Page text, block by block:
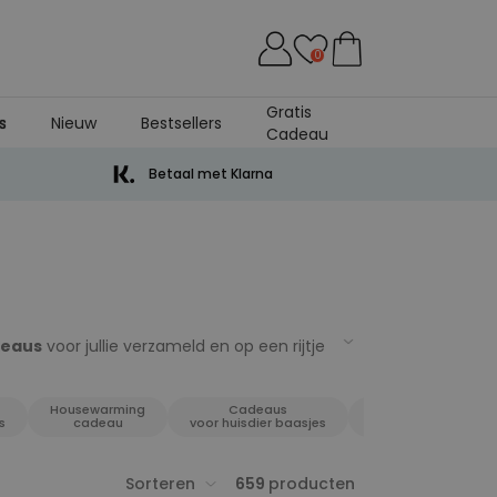
0
Nieuw Bestsellers
Gratis
Cadeau
Betaal met Klarna
voor jullie verzameld en op een rijtje
mannen, cadeaus voor vrouwen,
Dus gelukkig shoppen en gelukkig
Housewarming
cadeau
Cadeaus
voor huisdier baasjes
Sorteren 659 producten